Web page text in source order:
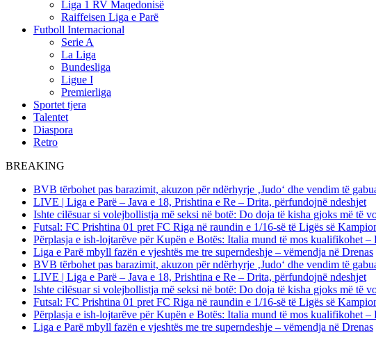
Liga 1 RV Maqedonisë
Raiffeisen Liga e Parë
Futboll Internacional
Serie A
La Liga
Bundesliga
Ligue I
Premierliga
Sportet tjera
Talentet
Diaspora
Retro
BREAKING
BVB tërbohet pas barazimit, akuzon për ndërhyrje ‚Judo‘ dhe vendim të
LIVE | Liga e Parë – Java e 18, Prishtina e Re – Drita, përfundojnë ndeshjet
Ishte cilësuar si volejbollistja më seksi në botë: Do doja të kisha gjoks më të
Futsal: FC Prishtina 01 pret FC Riga në raundin e 1/16-së të Ligës së
Përplasja e ish-lojtarëve për Kupën e Botës: Italia mund të mos kualifikohet
Liga e Parë mbyll fazën e vjeshtës me tre superndeshje – vëmendja në Drenas
BVB tërbohet pas barazimit, akuzon për ndërhyrje ‚Judo‘ dhe vendim të
LIVE | Liga e Parë – Java e 18, Prishtina e Re – Drita, përfundojnë ndeshjet
Ishte cilësuar si volejbollistja më seksi në botë: Do doja të kisha gjoks më të
Futsal: FC Prishtina 01 pret FC Riga në raundin e 1/16-së të Ligës së
Përplasja e ish-lojtarëve për Kupën e Botës: Italia mund të mos kualifikohet
Liga e Parë mbyll fazën e vjeshtës me tre superndeshje – vëmendja në Drenas